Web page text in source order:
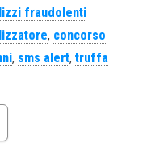
fraudolenti
, concorso
, sms alert, truffa